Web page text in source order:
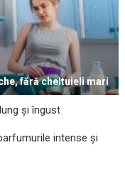
fără cheltuieli mari
și îngust
intense și